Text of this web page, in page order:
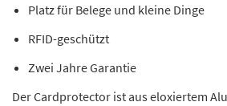
Platz für Belege und kleine Dinge
RFID-geschützt
Zwei Jahre Garantie
Der Cardprotector ist aus eloxiertem